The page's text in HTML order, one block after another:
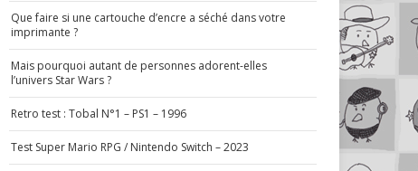
Que faire si une cartouche d’encre a séché dans votre
imprimante ?
Mais pourquoi autant de personnes adorent-elles
l’univers Star Wars ?
Retro test : Tobal N°1 – PS1 – 1996
Test Super Mario RPG / Nintendo Switch – 2023